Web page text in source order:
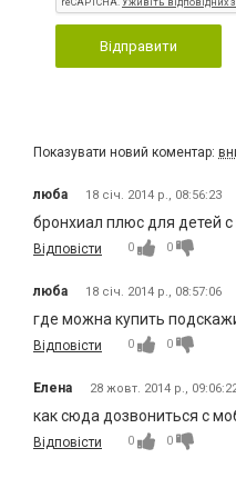
Відправити
Показувати новий коментар:
люба 18 січ. 2014 р., 08:56:23
бронхиал плюс для детей
Відповісти 0 0
люба 18 січ. 2014 р., 08:57:06
где можна купить
Відповісти 0 0
Елена 28 жовт. 2014 р.,
как сюда дозвониться с
Відповісти 0 0